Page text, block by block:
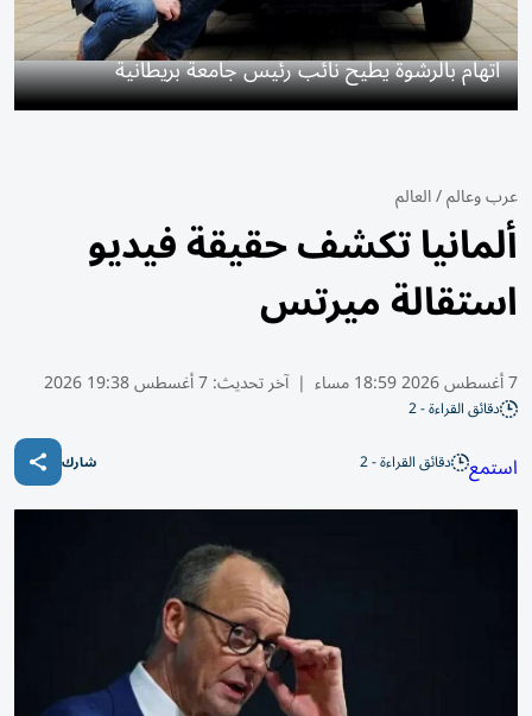
اتهام بالرشوة يطيح نائب رئيس جامعة بريطانية
عرب وعالم/العالم
ألمانيا تكشف حقيقة فيديو
استقالة ميرتس
7 أغسطس 2026 18:59 مساء | آخر تحديث:7 أغسطس 19:38 2026
دقائق القراءة - 2
استمع دقائق القراءة - 2 شارك